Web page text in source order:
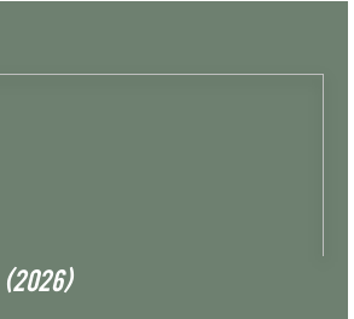
(2026)